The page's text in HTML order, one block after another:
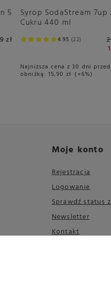
5
zł 4.95 22
Syrop SodaStream 7up
Cukru 440 ml
Najniższa cena z 30 dni przed
obniżką: 15,90 zł +6%
Moje konto
Rejestracja
Logowanie
Sprawdź status
Newsletter
Kontakt